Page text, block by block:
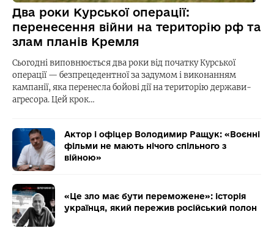
Два роки Курської операції:
перенесення війни на територію рф та
злам планів Кремля
Сьогодні виповнюється два роки від початку Курської
операції — безпрецедентної за задумом і виконанням
кампанії, яка перенесла бойові дії на територію держави-
агресора. Цей крок…
Актор і офіцер Володимир Ращук: «Воєнні
фільми не мають нічого спільного з
війною»
«Це зло має бути переможене»: історія
українця, який пережив російський полон